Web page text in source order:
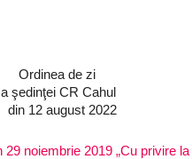
zi
Cahul
2022
noiembrie 2019 „Cu privire